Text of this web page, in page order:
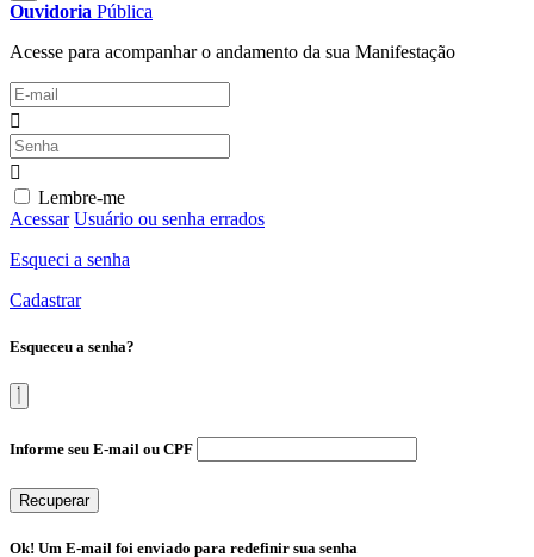
Ouvidoria Pública
Acesse para acompanhar o andamento da sua Manifestação
Lembre-me
Acessar Usuário ou senha errados
Esqueci a senha
Cadastrar
Esqueceu a senha?
Informe seu E-mail ou CPF
Recuperar
Ok! Um E-mail foi enviado para redefinir sua senha